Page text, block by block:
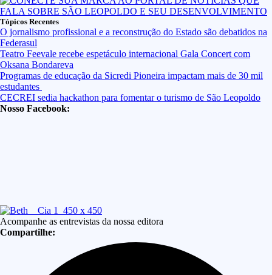
Tópicos Recentes
O jornalismo profissional e a reconstrução do Estado são debatidos na
Federasul
Teatro Feevale recebe espetáculo internacional Gala Concert com
Oksana Bondareva
Programas de educação da Sicredi Pioneira impactam mais de 30 mil
estudantes
CECREI sedia hackathon para fomentar o turismo de São Leopoldo
Nosso Facebook:
Acompanhe as entrevistas da nossa editora
Compartilhe: